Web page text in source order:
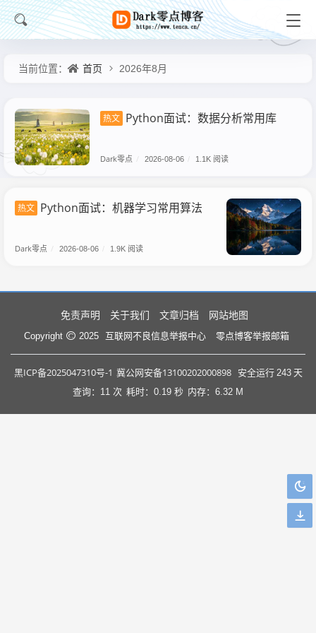
当前位置： 首页 2026年8月
热文 Python面试：数据分析常用库
Dark零点 / 2026-08-06 1.1K 阅读
热文 Python面试：机器学习常用算法
Dark零点 2026-08-06 1.9K 阅读
免责声明 关于我们 文章归档 网站地图
Copyright 2025 互联网不良信息举报中心 零点博客举报邮箱
黑ICP备2025047310号-1 冀公网安备13100202000898 安全运行 243 天
查询：11 次 耗时：0.19 秒 内存：6.32 M